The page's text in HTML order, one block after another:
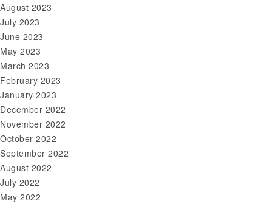
August 2023
July 2023
June 2023
May 2023
March 2023
February 2023
January 2023
December 2022
November 2022
October 2022
September 2022
August 2022
July 2022
May 2022